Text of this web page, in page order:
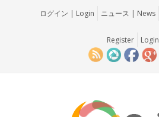
ログイン | Login ニュース | News
Register Login